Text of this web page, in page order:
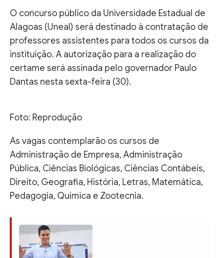
O concurso público da Universidade Estadual de
Alagoas (Uneal) será destinado à contratação de
professores assistentes para todos os cursos da
instituição. A autorização para a realização do
certame será assinada pelo governador Paulo
Dantas nesta sexta-feira (30).
Foto: Reprodução
As vagas contemplarão os cursos de
Administração de Empresa, Administração
Pública, Ciências Biológicas, Ciências Contábeis,
Direito, Geografia, História, Letras, Matemática,
Pedagogia, Química e Zootecnia.